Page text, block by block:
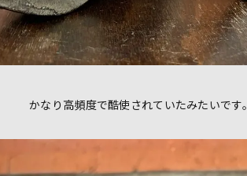
かなり高頻度で酷使されていたみたいです。